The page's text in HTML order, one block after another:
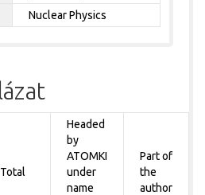
Nuclear Physics
Total
Headed
by
ATOMKI
under
name
Part of
the
author